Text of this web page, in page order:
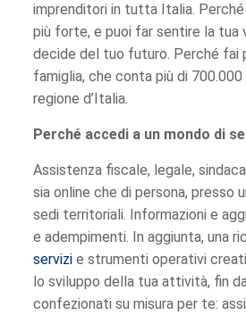
imprenditori in tutta Italia. Perché
più forte, e puoi far sentire la tua
decide del tuo futuro. Perché fai
famiglia, che conta più di
regione d’Italia.
Perché accedi a un mondo di
Assistenza fiscale, legale,
sia online che di persona, presso
sedi territoriali. Informazioni e
e adempimenti. In aggiunta, una
servizie strumenti operativi
lo sviluppo della tua attività, fin
confezionati su misura per te: